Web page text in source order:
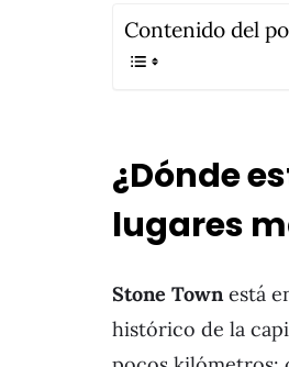
Contenido del
¿Dónde
lugares
Stone Townestá
histórico de la